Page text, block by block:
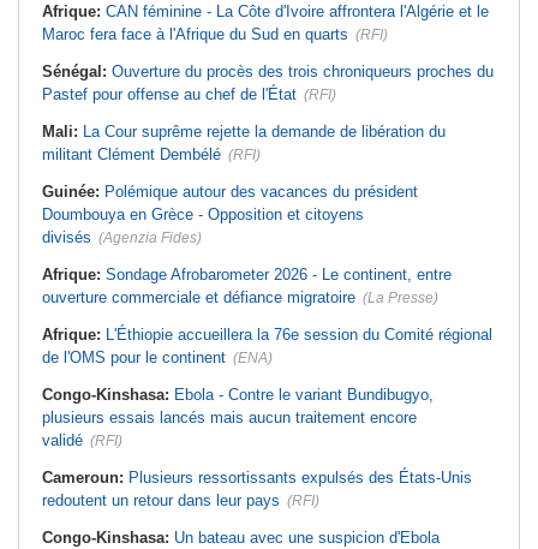
Afrique: CAN féminine - La Côte d'Ivoire affrontera l'Algérie et le
Maroc fera face à l'Afrique du Sud en quarts (RFI)
Sénégal: Ouverture du procès des trois chroniqueurs proches du
Pastef pour offense au chef de l'État (RFI)
Mali: La Cour suprême rejette la demande de libération du
militant Clément Dembélé (RFI)
Guinée: Polémique autour des vacances du président
Doumbouya en Grèce - Opposition et citoyens
divisés (Agenzia Fides)
Afrique: Sondage Afrobarometer 2026 - Le continent, entre
ouverture commerciale et défiance migratoire (La Presse)
Afrique: L'Éthiopie accueillera la 76e session du Comité régional
de l'OMS pour le continent (ENA)
Congo-Kinshasa: Ebola - Contre le variant Bundibugyo,
plusieurs essais lancés mais aucun traitement encore
validé (RFI)
Cameroun: Plusieurs ressortissants expulsés des États-Unis
redoutent un retour dans leur pays (RFI)
Congo-Kinshasa: Un bateau avec une suspicion d'Ebola